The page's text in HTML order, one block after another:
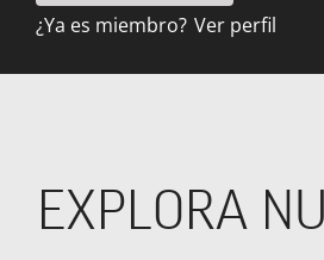
Leer más
¿Ya es miembro? Ver perfil
EXPLORA